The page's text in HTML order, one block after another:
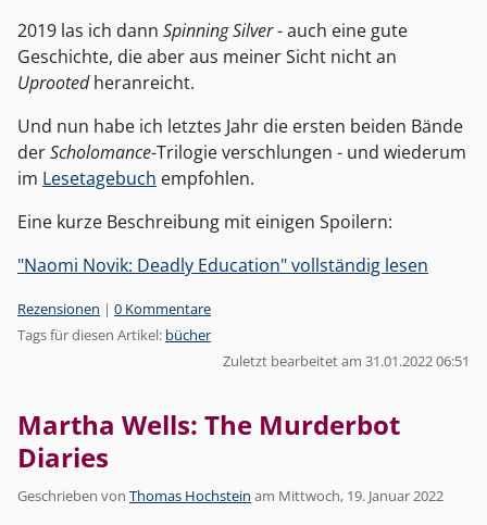
2019 las ich dann Spinning Silver- auch eine gute
Geschichte, die aber aus meiner Sicht nicht an
Uprootedheranreicht.
Und nun habe ich letztes Jahr die ersten beiden Bände
derScholomance-Trilogie verschlungen - und wiederum
im Lesetagebuch empfohlen.
Eine kurze Beschreibung mit einigen Spoilern:
"Naomi Novik: Deadly Education" vollständig lesen
Kategorien:
Rezensionen | 0 Kommentare
Tags für diesen Artikel: bücher
Zuletzt bearbeitet am 31.01.2022 06:51
Martha Wells: The Murderbot
Diaries
Geschrieben von Thomas Hochstein am Mittwoch, 19. Januar 2022